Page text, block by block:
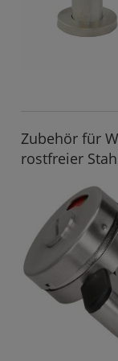
Zubehör für
rostfreier